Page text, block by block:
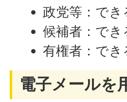
政党等：でき
候補者：でき
有権者：でき
電子メールを